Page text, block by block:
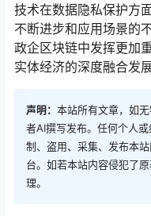
技术在数据隐私保护方
不断进步和应用场景的
政企区块链中发挥更加
实体经济的深度融合发
声明： 本站所有文章，如
者AI撰写发布。任何个人
制、盗用、采集、发布本
台。如若本站内容侵犯了
理。